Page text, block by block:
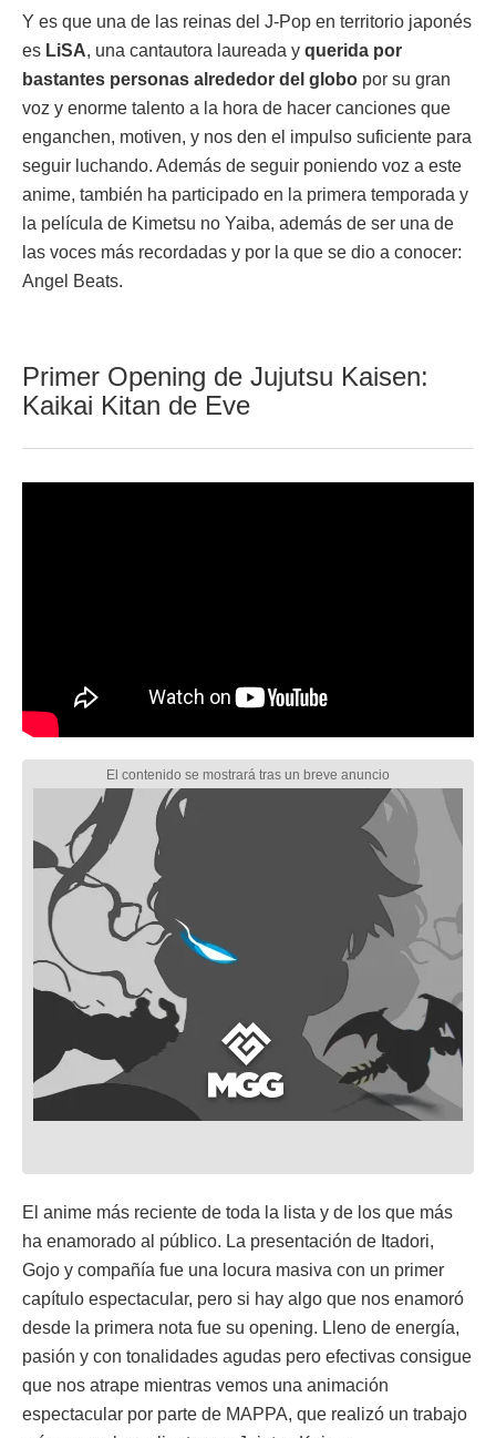
Y es que una de las reinas del J-Pop en territorio japonés
es LiSA, una cantautora laureada y querida por
bastantes personas alrededor del globo por su gran
voz y enorme talento a la hora de hacer canciones que
enganchen, motiven, y nos den el impulso suficiente para
seguir luchando. Además de seguir poniendo voz a este
anime, también ha participado en la primera temporada y
la película de Kimetsu no Yaiba, además de ser una de
las voces más recordadas y por la que se dio a conocer:
Angel Beats.
Primer Opening de Jujutsu Kaisen:
Kaikai Kitan de Eve
El anime más reciente de toda la lista y de los que más
ha enamorado al público. La presentación de Itadori,
Gojo y compañía fue una locura masiva con un primer
capítulo espectacular, pero si hay algo que nos enamoró
desde la primera nota fue su opening. Lleno de energía,
pasión y con tonalidades agudas pero efectivas consigue
que nos atrape mientras vemos una animación
espectacular por parte de MAPPA, que realizó un trabajo